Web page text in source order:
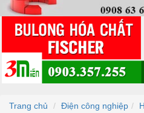
Trang chủ Điện công nghiệp